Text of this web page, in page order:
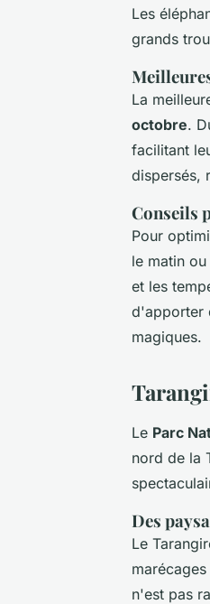
Les
grands
La
octobre.
facilitant
dispersés,
Conseils
Pour
le matin
et les
d'apporter
magiques.
Le Parc
nord de la
Des
Le
n'est pas